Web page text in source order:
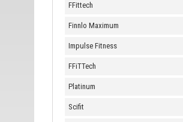
FFittech
Finnlo Maximum
Impulse Fitness
FFiTTech
Platinum
Scifit